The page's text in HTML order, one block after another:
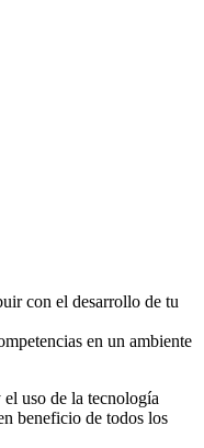
con el desarrollo de tu
en un ambiente
uso de la tecnología
beneficio de todos los